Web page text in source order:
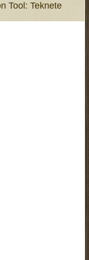
Tool: Teknete